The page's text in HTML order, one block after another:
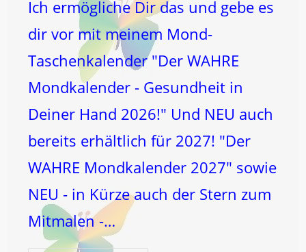
Ich ermögliche Dir das und gebe es
dir vor mit meinem Mond-
Taschenkalender "Der WAHRE
Mondkalender - Gesundheit in
Deiner Hand 2026!" Und NEU auch
bereits erhältlich für 2027! "Der
WAHRE Mondkalender 2027" sowie
NEU - in Kürze auch der Stern zum
Mitmalen -…